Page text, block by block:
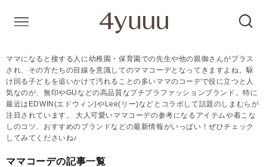
ママになると接する人に幼稚園・保育園での先生や他の親御さんがプラス
され、その方たちの目線を意識してのママコーデとなってきますよね。駆
け回る子どもを追いかけて汚れることの多いママのコーデで役に立つと人
気なのが、無印やGUなどの高品質なプチプラファッションブランド。特に
最近はEDWIN(エドウィン)やLee(リー)などとコラボして話題のしまむらが
注目されています。 大人可愛いママコーデの参考になるアイテムや着こな
しのコツ、おすすめのブランドなどの最新情報がいっぱい！ぜひチェック
してみてくださいね♪
ママコーデの記事一覧